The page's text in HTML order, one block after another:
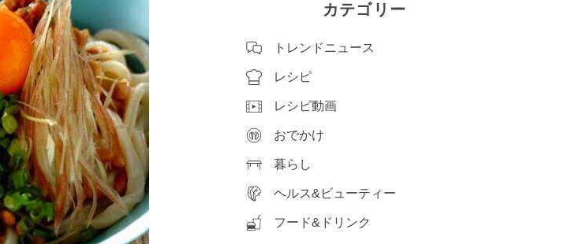
カテゴリー
トレンドニュース
レシピ
レシピ動画
おでかけ
暮らし
ヘルス&ビューティー
フード&ドリンク